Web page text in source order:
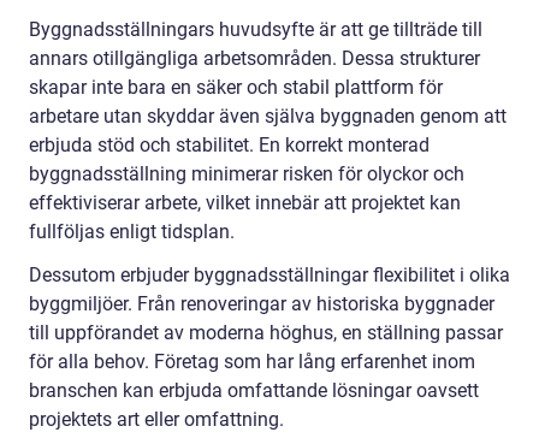
Byggnadsställningars huvudsyfte är att ge tillträde till
annars otillgängliga arbetsområden. Dessa strukturer
skapar inte bara en säker och stabil plattform för
arbetare utan skyddar även själva byggnaden genom att
erbjuda stöd och stabilitet. En korrekt monterad
byggnadsställning minimerar risken för olyckor och
effektiviserar arbete, vilket innebär att projektet kan
fullföljas enligt tidsplan.
Dessutom erbjuder byggnadsställningar flexibilitet i olika
byggmiljöer. Från renoveringar av historiska byggnader
till uppförandet av moderna höghus, en ställning passar
för alla behov. Företag som har lång erfarenhet inom
branschen kan erbjuda omfattande lösningar oavsett
projektets art eller omfattning.